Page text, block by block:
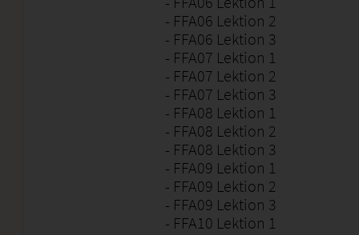
- FFA06 Lektion 2
- FFA06 Lektion 3
- FFA07 Lektion 1
- FFA07 Lektion 2
- FFA07 Lektion 3
- FFA08 Lektion 1
- FFA08 Lektion 2
- FFA08 Lektion 3
- FFA09 Lektion 1
- FFA09 Lektion 2
- FFA09 Lektion 3
- FFA10 Lektion 1